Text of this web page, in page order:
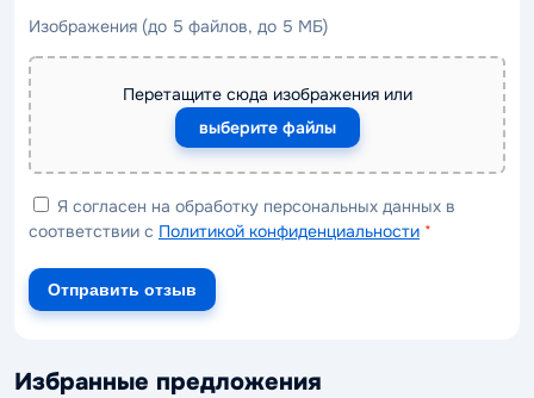
Изображения (до 5 файлов, до 5 МБ)
Перетащите сюда изображения или
выберите файлы
Я согласен на обработку персональных данных в
соответствии с Политикой конфиденциальности *
Отправить отзыв
Избранные предложения